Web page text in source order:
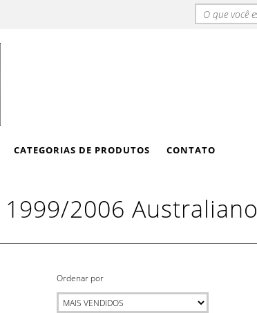
CATEGORIAS DE PRODUTOS CONTATO
1999/2006 Australiano
Ordenar por